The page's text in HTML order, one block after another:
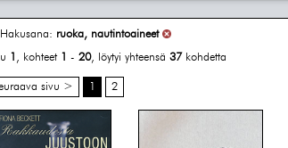
ruoka, nautintoaineet
1 , kohteet 1 - 20, löytyi yhteensä 37 kohdetta
sivu > 1 2